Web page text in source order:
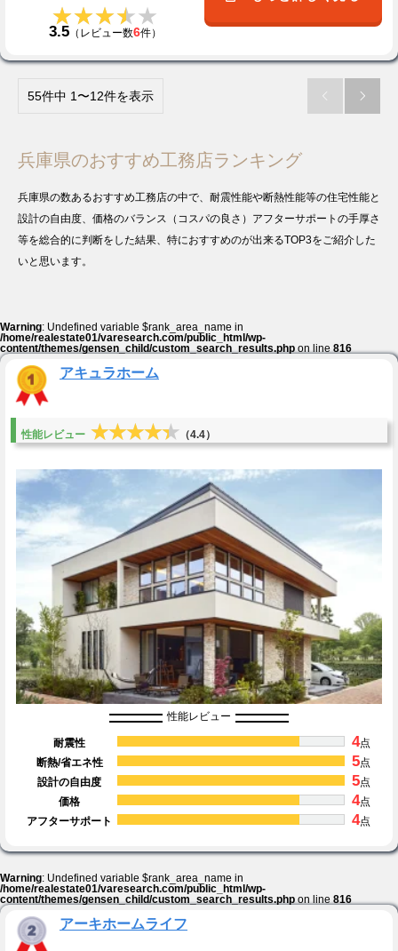
★★★★★
★★★★★
3.5（レビュー数6件）
55件中 1〜12件を表示  
兵庫県のおすすめ工務店ランキング
兵庫県の数あるおすすめ工務店の中で、耐震性能や断熱性能等の住宅性能と
設計の自由度、価格のバランス（コスパの良さ）アフターサポートの手厚さ
等を総合的に判断をした結果、特におすすめのが出来るTOP3をご紹介した
いと思います。
Warning: Undefined variable $rank_area_name in
/home/realestate01/varesearch.com/public_html/wp-
content/themes/gensen_child/custom_search_results.phpon line816
アキュラホーム
性能レビュー ★★★★★
★★★★★ （4.4）
性能レビュー
耐震性 4点
断熱/省エネ性
5点
設計の自由度
5点
価格
4点
アフターサポート
4点
Warning: Undefined variable $rank_area_name in
/home/realestate01/varesearch.com/public_html/wp-
content/themes/gensen_child/custom_search_results.phpon line816
アーキホームライフ